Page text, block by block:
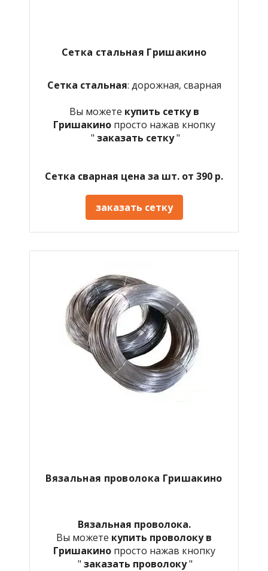
Сетка стальная Гришакино
Сетка стальная: дорожная, сварная
Вы можете купить сетку в
Гришакино просто нажав кнопку
" заказать сетку"
Сетка сварная цена за шт. от 390 р.
заказать сетку
Вязальная проволока Гришакино
Вязальная проволока.
Вы можете купить проволоку в
Гришакинопросто нажав кнопку
" заказать проволоку"